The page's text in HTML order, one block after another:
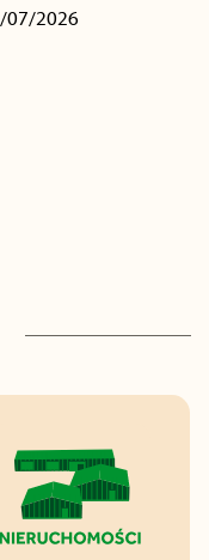
07/2026